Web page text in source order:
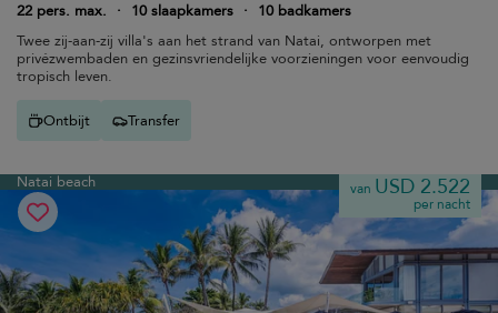
22 pers. max.
· 10 slaapkamers ·
10 badkamers
Twee zij-aan-zij villa's aan het strand van Natai, ontworpen met
privézwembaden en gezinsvriendelijke voorzieningen voor eenvoudig
tropisch leven.
Ontbijt Transfer
Natai beach van USD 2.522
per nacht